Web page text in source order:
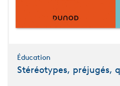
Éducation
Stéréotypes, préjugés,